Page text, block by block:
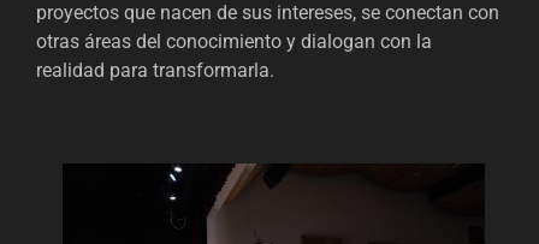
proyectos que nacen de sus intereses, se conectan con
otras áreas del conocimiento y dialogan con la
realidad para transformarla.